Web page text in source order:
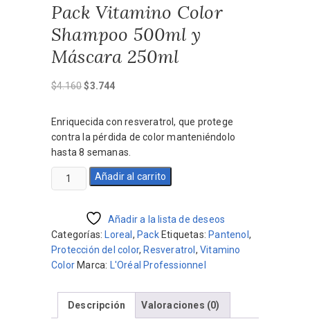
Pack Vitamino Color
Shampoo 500ml y
Máscara 250ml
$4.160El
original
era:
$4.160.
$3.744El
es:
Enriquecida con resveratrol, que protege
contra la pérdida de color manteniéndolo
hasta 8 semanas.
Pack
Vitamino
Shampoo
500ml
y
Máscara
cantidad
Añadir al carrito
Añadir a la lista de deseos
Categorías:
Loreal , Pack Etiquetas: Pantenol ,
Protección del color, Resveratrol ,Vitamino
Color Marca: L'Oréal Professionnel
Descripción Valoraciones (0)